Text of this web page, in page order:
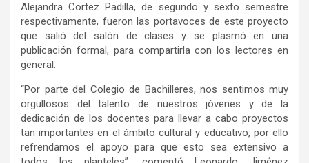
Alejandra Cortez Padilla, de segundo y sexto semestre
respectivamente, fueron las portavoces de este proyecto
que salió del salón de clases y se plasmó en una
publicación formal, para compartirla con los lectores en
general.
“Por parte del Colegio de Bachilleres, nos sentimos muy
orgullosos del talento de nuestros jóvenes y de la
dedicación de los docentes para llevar a cabo proyectos
tan importantes en el ámbito cultural y educativo, por ello
refrendamos el apoyo para que esto sea extensivo a